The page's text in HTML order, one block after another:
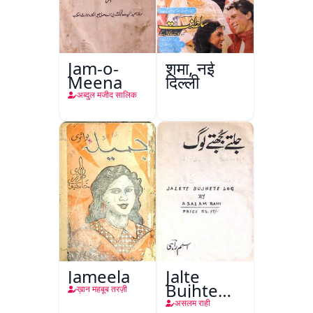
Jam-o-
Meena
अब्दुल मजीद सालिक
शमा, नई
दिल्ली
Jameela
ख़ान महबूब तरज़ी
Jalte
Bujhte
Log
असलम राही